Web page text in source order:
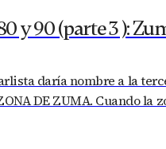
y 90 (parte 3 ):
daría nombre a la
DE ZUMA. Cuando